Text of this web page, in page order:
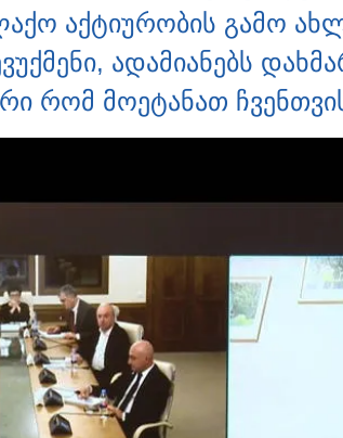
აქტიურობის გამო
ადამიანებს
რომ მოეტანათ